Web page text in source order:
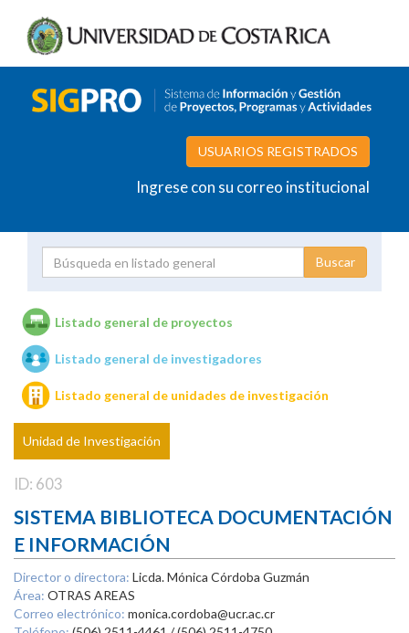
USUARIOS REGISTRADOS
Ingrese con su correo institucional
Unidades de investigación
Listado general de proyectos
Listado general de investigadores
Listado general de unidades de investigación
Unidad de Investigación
ID: 603
SISTEMA BIBLIOTECA DOCUMENTACIÓN
E INFORMACIÓN
Director o directora: Licda. Mónica Córdoba Guzmán
Área: OTRAS AREAS
Correo electrónico: monica.cordoba@ucr.ac.cr